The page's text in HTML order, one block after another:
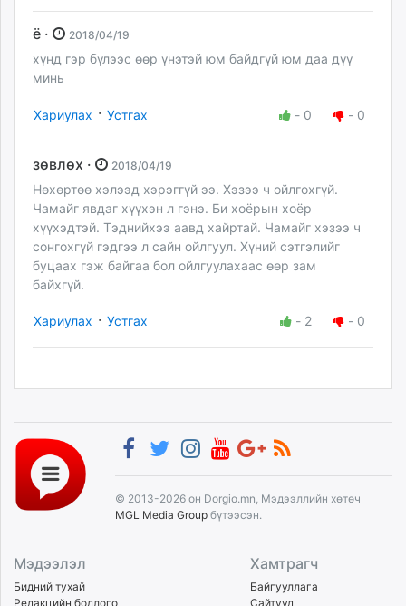
ё · 2018/04/19
хүнд гэр бүлээс өөр үнэтэй юм байдгүй юм даа дүү
минь
Хариулах · Устгах - 0 - 0
зөвлөх · 2018/04/19
Нөхөртөө хэлээд хэрэггүй ээ. Хэзээ ч ойлгохгүй.
Чамайг явдаг хүүхэн л гэнэ. Би хоёрын хоёр
хүүхэдтэй. Тэднийхээ аавд хайртай. Чамайг хэзээ ч
сонгохгүй гэдгээ л сайн ойлгуул. Хүний сэтгэлийг
буцаах гэж байгаа бол ойлгуулахаас өөр зам
байхгүй.
Хариулах · Устгах - 2 - 0
© 2013-2026 он Dorgio.mn, Мэдээллийн хөтөч
MGL Media Group бүтээсэн.
Мэдээлэл
Бидний тухай
Редакцийн бодлого
Хамтрагч
Байгууллага
Сайтууд